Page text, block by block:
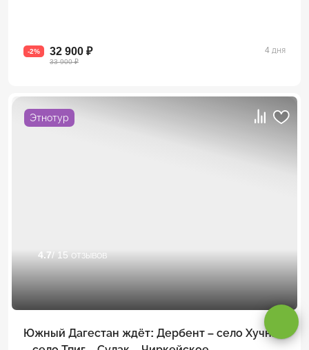
-2% 32 900 ₽
33 900 ₽
4 дня
Этнотур
4.7/ 15 отзывов
Южный Дагестан ждёт: Дербент – село Хучни
Принимаю